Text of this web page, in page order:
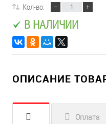
Кол-во:
В НАЛИЧИИ
ОПИСАНИЕ
Оплата